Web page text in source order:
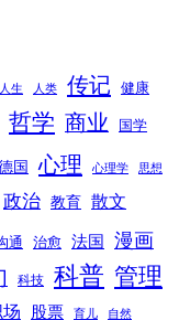
人生 人类 传记 健康
哲学 商业 国学
国 心理 心理学 思想
政治 教育 散文
通 治愈 法国 漫画
科技 科普 管理
股票 育儿 自然